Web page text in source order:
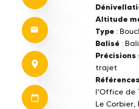
Altitude
Type :
Balisé :
trajet
l'Office de
Le Corbier,